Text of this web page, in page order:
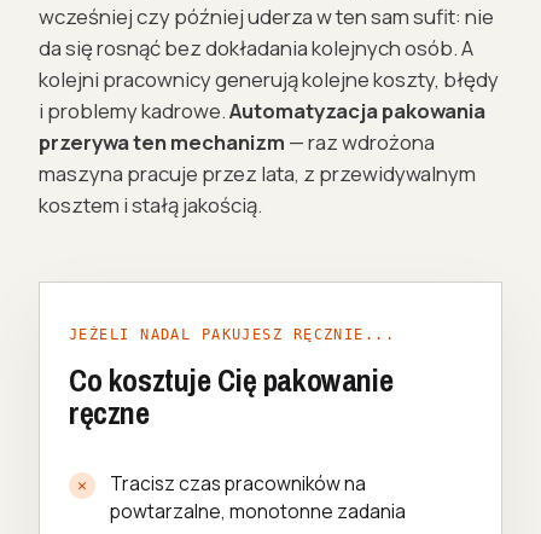
wcześniej czy później uderza w ten sam sufit: nie
da się rosnąć bez dokładania kolejnych osób. A
kolejni pracownicy generują kolejne koszty, błędy
i problemy kadrowe.Automatyzacja pakowania
przerywa ten mechanizm — raz wdrożona
maszyna pracuje przez lata, z przewidywalnym
kosztem i stałą jakością.
JEŻELI NADAL PAKUJESZ RĘCZNIE...
Co kosztuje Cię pakowanie
ręczne
Tracisz czas pracowników na
powtarzalne, monotonne zadania